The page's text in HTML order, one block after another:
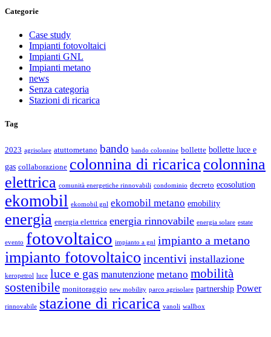
Categorie
Case study
Impianti fotovoltaici
Impianti GNL
Impianti metano
news
Senza categoria
Stazioni di ricarica
Tag
2023 agrisolare atuttometano bando bando colonnine bollette bollette luce e
gas collaborazione colonnina di ricaricacolonnina
elettrica comunità energetiche rinnovabili condominio decreto ecosolution
ekomobil ekomobil gnl ekomobil metano emobility
energia energia elettrica energia rinnovabile energia solare estate
evento fotovoltaico impianto a gnl impianto a metano
impianto fotovoltaico incentivi installazione
keropetrol luce luce e gas manutenzione metano mobilità
sostenibile monitoraggio new mobility parco agrisolare partnership Power
rinnovabile stazione di ricarica vanoli wallbox